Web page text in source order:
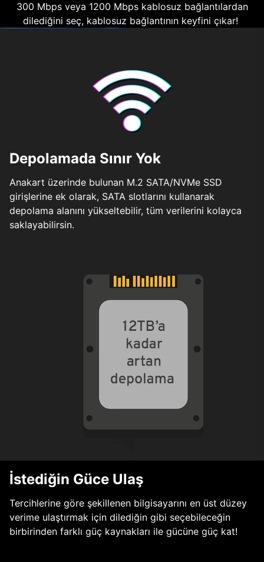
300 Mbps veya 1200 Mbps kablosuz bağlantılardan
dilediğini seç, kablosuz bağlantının keyfini çıkar!
Depolamada Sınır Yok
Anakart üzerinde bulunan M.2 SATA/NVMe SSD
girişlerine ek olarak, SATA slotlarını kullanarak
depolama alanını yükseltebilir, tüm verilerini kolayca
saklayabilirsin.
İstediğin Güce Ulaş
Tercihlerine göre şekillenen bilgisayarını en üst düzey
verime ulaştırmak için dilediğin gibi seçebileceğin
birbirinden farklı güç kaynakları ile gücüne güç kat!